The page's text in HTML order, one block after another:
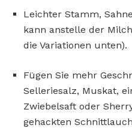
Leichter Stamm,
kann anstelle der
die Variationen unten).
Fügen Sie mehr
Selleriesalz, Muskat,
Zwiebelsaft oder
gehackten